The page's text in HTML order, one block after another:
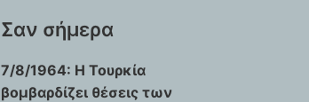
Σαν σήμερα
7/8/1964: Η Τουρκία
βομβαρδίζει θέσεις των